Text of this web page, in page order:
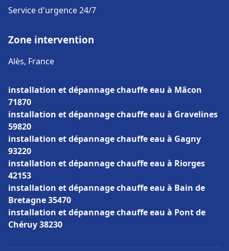
Service d'urgence 24/7
Zone intervention
Alès, France
installation et dépannage chauffe eau à Mâcon
71870
installation et dépannage chauffe eau à Gravelines
59820
installation et dépannage chauffe eau à Gagny
93220
installation et dépannage chauffe eau à Riorges
42153
installation et dépannage chauffe eau à Bain de
Bretagne 35470
installation et dépannage chauffe eau à Pont de
Chéruy 38230